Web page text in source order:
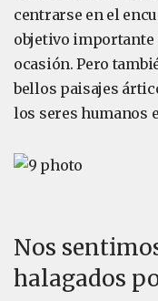
centrarse en el
objetivo importante
ocasión. Pero
bellos paisajes
los seres humanos
Nos
halagados